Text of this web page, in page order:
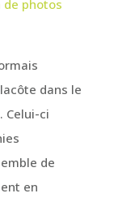
photos
dans le
Celui-ci
de
en